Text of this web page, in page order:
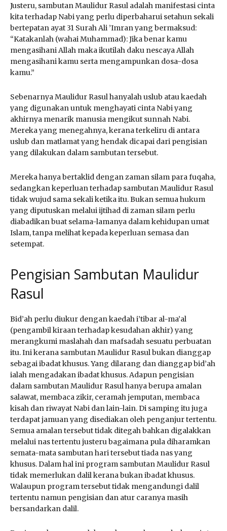
Justeru, sambutan Maulidur Rasul adalah manifestasi cinta
kita terhadap Nabi yang perlu diperbaharui setahun sekali
bertepatan ayat 31 Surah Ali ’Imran yang bermaksud:
“Katakanlah (wahai Muhammad): Jika benar kamu
mengasihani Allah maka ikutilah daku nescaya Allah
mengasihani kamu serta mengampunkan dosa-dosa
kamu.”
Sebenarnya Maulidur Rasul hanyalah uslub atau kaedah
yang digunakan untuk menghayati cinta Nabi yang
akhirnya menarik manusia mengikut sunnah Nabi.
Mereka yang menegahnya, kerana terkeliru di antara
uslub dan matlamat yang hendak dicapai dari pengisian
yang dilakukan dalam sambutan tersebut.
Mereka hanya bertaklid dengan zaman silam para fuqaha,
sedangkan keperluan terhadap sambutan Maulidur Rasul
tidak wujud sama sekali ketika itu. Bukan semua hukum
yang diputuskan melalui ijtihad di zaman silam perlu
diabadikan buat selama-lamanya dalam kehidupan umat
Islam, tanpa melihat kepada keperluan semasa dan
setempat.
Pengisian Sambutan Maulidur
Rasul
Bid’ah perlu diukur dengan kaedah i’tibar al-ma’al
(pengambil kiraan terhadap kesudahan akhir) yang
merangkumi maslahah dan mafsadah sesuatu perbuatan
itu. Ini kerana sambutan Maulidur Rasul bukan dianggap
sebagai ibadat khusus. Yang dilarang dan dianggap bid’ah
ialah mengadakan ibadat khusus. Adapun pengisian
dalam sambutan Maulidur Rasul hanya berupa amalan
salawat, membaca zikir, ceramah jemputan, membaca
kisah dan riwayat Nabi dan lain-lain. Di samping itu juga
terdapat jamuan yang disediakan oleh penganjur tertentu.
Semua amalan tersebut tidak ditegah bahkan digalakkan
melalui nas tertentu justeru bagaimana pula diharamkan
semata-mata sambutan hari tersebut tiada nas yang
khusus. Dalam hal ini program sambutan Maulidur Rasul
tidak memerlukan dalil kerana bukan ibadat khusus.
Walaupun program tersebut tidak mengandungi dalil
tertentu namun pengisian dan atur caranya masih
bersandarkan dalil.